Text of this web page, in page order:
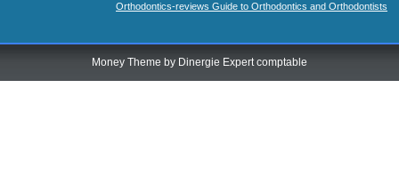
Orthodontics-reviews Guide to Orthodontics and Orthodontists
Money Theme by Dinergie Expert comptable